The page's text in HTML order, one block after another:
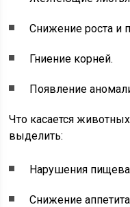
Снижение роста и
Гниение корней.
Появление
Что касается
выделить:
Нарушения
Снижение